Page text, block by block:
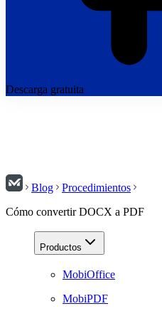
Descarga gratuita
Blog
Procedimientos
Cómo convertir DOCX a PDF
Productos
MobiOffice
MobiPDF